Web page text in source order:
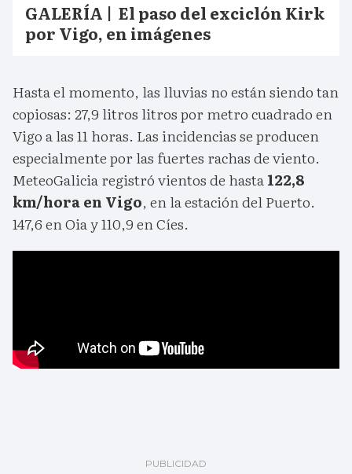
GALERÍA | El paso del exciclón Kirk
por Vigo, en imágenes
Hasta el momento, las lluvias no están siendo tan
copiosas: 27,9 litros litros por metro cuadrado en
Vigo a las 11 horas. Las incidencias se producen
especialmente por las fuertes rachas de viento.
MeteoGalicia registró vientos de hasta122,8
km/hora en Vigo, en la estación del Puerto.
147,6 en Oia y 110,9 en Cíes.